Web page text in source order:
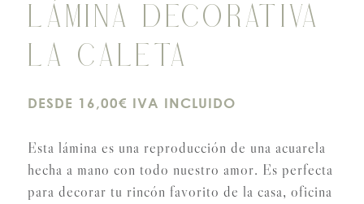
LÁMINA DECORATIVA
LA CALETA
DESDE 16,00€ IVA INCLUIDO
Esta lámina es una reproducción de una acuarela
hecha a mano con todo nuestro amor. Es perfecta
para decorar tu rincón favorito de la casa, oficina